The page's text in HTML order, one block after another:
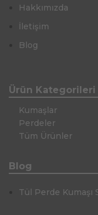
Hakkımızda
İletişim
Blog
Ürün Kategorileri
Kumaşlar
Perdeler
Tüm Ürünler
Blog
Tül Perde